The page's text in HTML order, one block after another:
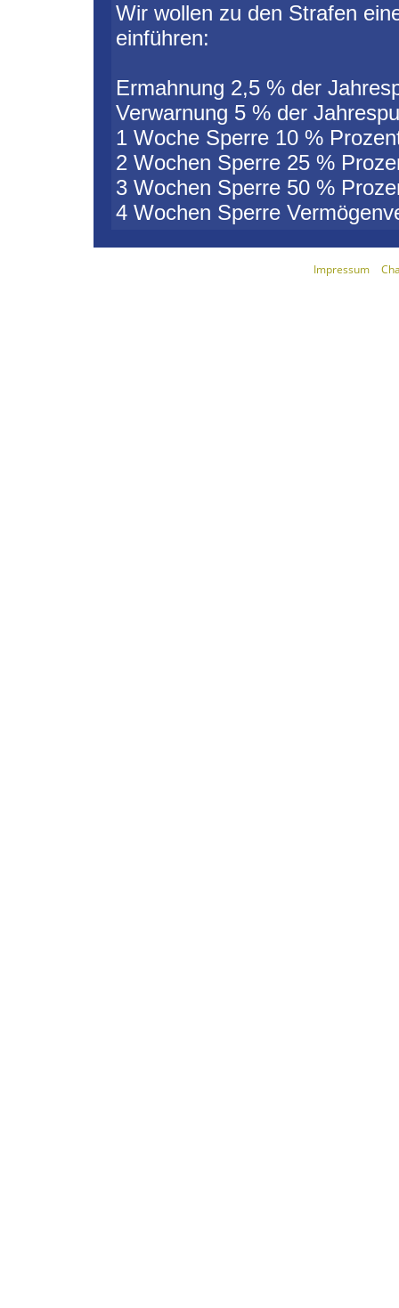
Wir wollen zu den Strafen
einführen:
Ermahnung 2,5 % der
Verwarnung 5 % der
1 Woche Sperre 10 %
2 Wochen Sperre 25 %
3 Wochen Sperre 50 %
4 Wochen Sperre
Impressum